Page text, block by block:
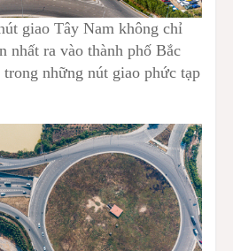
giao Tây Nam không chỉ
nhất ra vào thành phố Bắc
những nút giao phức tạp